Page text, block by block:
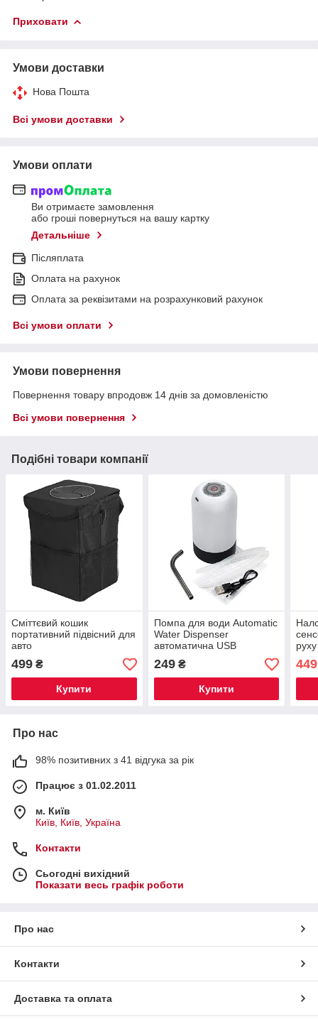
Приховати
Умови доставки
Нова Пошта
Всі умови доставки
Умови оплати
Ви отримаєте замовлення
або гроші повернуться на вашу картку
Детальніше
Післяплата
Оплата на рахунок
Оплата за реквізитами на розрахунковий рахунок
Всі умови оплати
Умови повернення
Повернення товару впродовж 14 днів за домовленістю
Всі умови повернення
Подібні товари компанії
Сміттєвий кошик
портативний підвісний для
авто
499 ₴
Купити
Помпа для води Automatic
Water Dispenser
автоматична USB
249₴
Купити
руху
449
Про нас
98% позитивних з 41 відгука за рік
Працює з 01.02.2011
м. Київ
Київ, Київ, Україна
Контакти
Сьогодні вихідний
Показати весь графік роботи
Про нас
Контакти
Доставка та оплата